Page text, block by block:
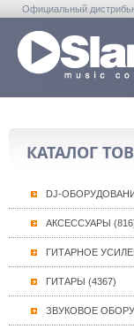
Официальный
КАТАЛОГ
DJ-
АКСЕССУАРЫ
ГИТАРНОЕ
ГИТАРЫ (4367)
ЗВУКОВОЕ